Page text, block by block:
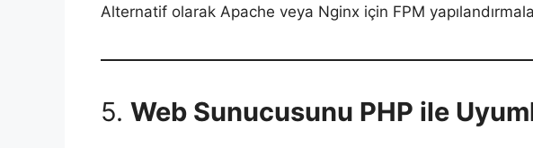
Alternatif olarak Apache veya Nginx için FPM
5. Web Sunucusunu PHP ile